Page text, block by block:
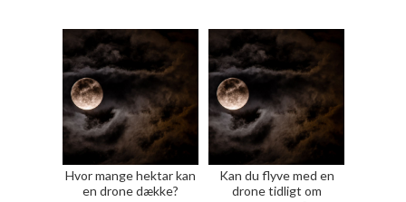
Hvor mange hektar kan
en drone dække?
Kan du flyve med en
drone tidligt om